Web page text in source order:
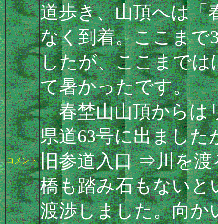
コメント
道歩き、山頂へは
なく到着。ここまで
したが、ここまでは
て暑かったです。
春埜山山頂からは
県道63号に出ました
旧参道入口 ⇒川を渡
橋も踏み石もないと
渡渉しました。向か